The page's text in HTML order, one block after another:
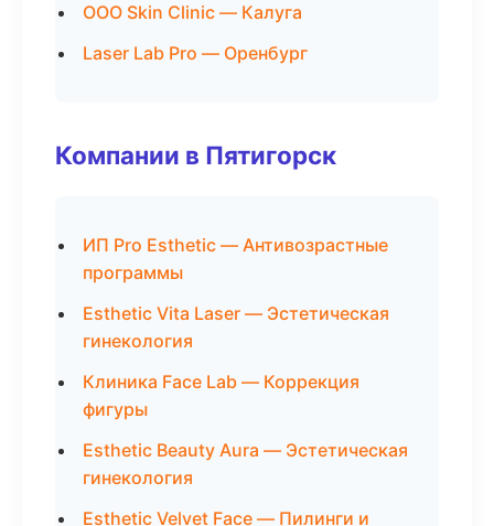
ООО Skin Clinic — Калуга
Laser Lab Pro — Оренбург
Компании в Пятигорск
ИП Pro Esthetic — Антивозрастные
программы
Esthetic Vita Laser — Эстетическая
гинекология
Клиника Face Lab — Коррекция
фигуры
Esthetic Beauty Aura — Эстетическая
гинекология
Esthetic Velvet Face — Пилинги и